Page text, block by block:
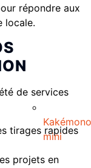
Kakémono
mini
répondre aux
locale.
de services
tirages rapides
projets en